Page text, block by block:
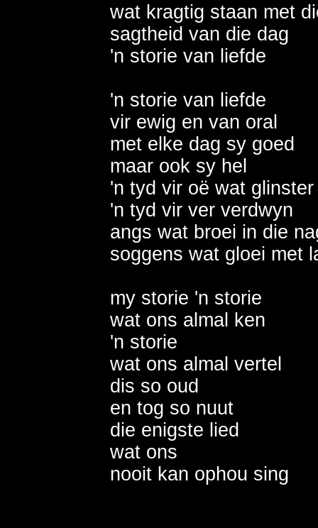
wat kragtig staan met
sagtheid van die dag
'n storie van liefde
'n storie van liefde
vir ewig en van oral
met elke dag sy goed
maar ook sy hel
'n tyd vir oë wat
'n tyd vir ver verdwyn
angs wat broei in die
soggens wat gloei met
my storie 'n storie
wat ons almal ken
'n storie
wat ons almal vertel
dis so oud
en tog so nuut
die enigste lied
wat ons
nooit kan ophou sing